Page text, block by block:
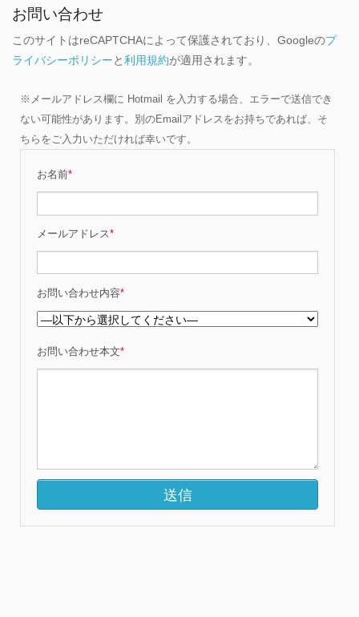
お問い合わせ
このサイトはreCAPTCHAによって保護されており、Googleのプ
ライバシーポリシーと利用規約が適用されます。
※メールアドレス欄に Hotmail を入力する場合、エラーで送信でき
ない可能性があります。別のEmailアドレスをお持ちであれば、そ
ちらをご入力いただければ幸いです。
お名前*
メールアドレス*
お問い合わせ内容*
お問い合わせ本文*